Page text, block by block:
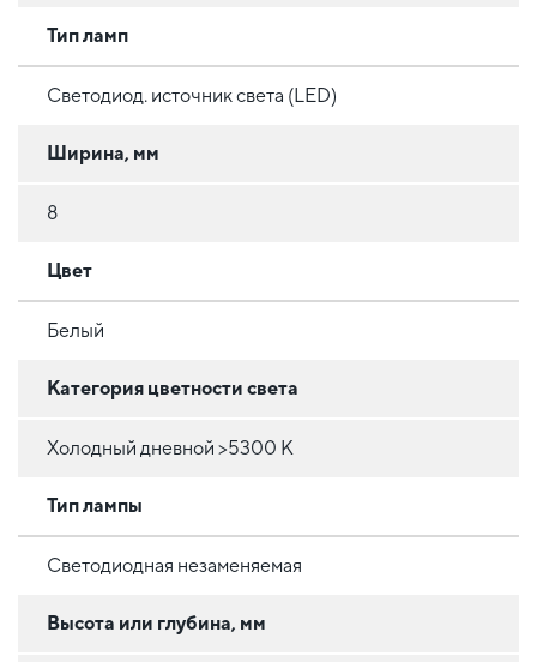
Тип ламп
Светодиод. источник света (LED)
Ширина, мм
8
Цвет
Белый
Категория цветности света
Холодный дневной >5300 К
Тип лампы
Светодиодная незаменяемая
Высота или глубина, мм